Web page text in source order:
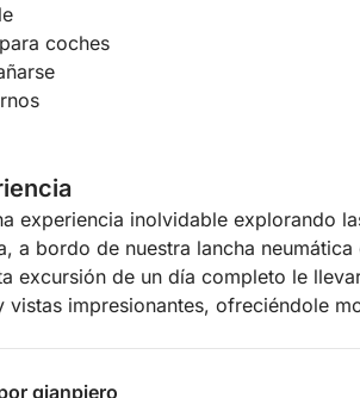
coches
experiencia inolvidable explorando
a bordo de nuestra lancha
excursión de un día completo le
vistas impresionantes, ofreciéndole
navegando hacia las islas, donde
gianpiero